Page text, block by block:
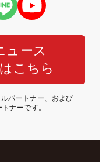
ュース
こちら
パートナー、および
ナーです。